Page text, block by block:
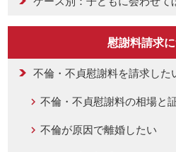
慰謝料請求
不倫・不貞慰謝料を請求した
不倫・不貞慰謝料の相場と
不倫が原因で離婚したい